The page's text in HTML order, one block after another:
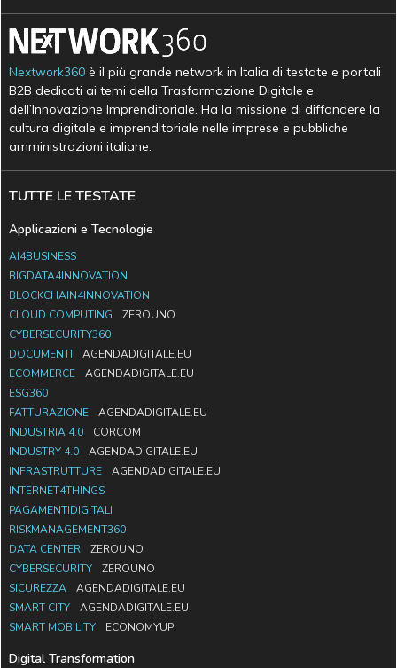
Nextwork360 è il più grande network in Italia di testate e portali
B2B dedicati ai temi della Trasformazione Digitale e
dell’Innovazione Imprenditoriale. Ha la missione di diffondere la
cultura digitale e imprenditoriale nelle imprese e pubbliche
amministrazioni italiane.
TUTTE LE TESTATE
Applicazioni e Tecnologie
AI4BUSINESS
BIGDATA4INNOVATION
BLOCKCHAIN4INNOVATION
CLOUD COMPUTING
ZEROUNO
CYBERSECURITY360
DOCUMENTI
AGENDADIGITALE.EU
ECOMMERCE
AGENDADIGITALE.EU
ESG360
FATTURAZIONE
AGENDADIGITALE.EU
INDUSTRIA 4.0
CORCOM
INDUSTRY 4.0
AGENDADIGITALE.EU
INFRASTRUTTURE
AGENDADIGITALE.EU
INTERNET4THINGS
PAGAMENTIDIGITALI
RISKMANAGEMENT360
DATA CENTER
ZEROUNO
CYBERSECURITY
ZEROUNO
SICUREZZA
AGENDADIGITALE.EU
SMART CITY
AGENDADIGITALE.EU
SMART MOBILITY
ECONOMYUP
Digital Transformation